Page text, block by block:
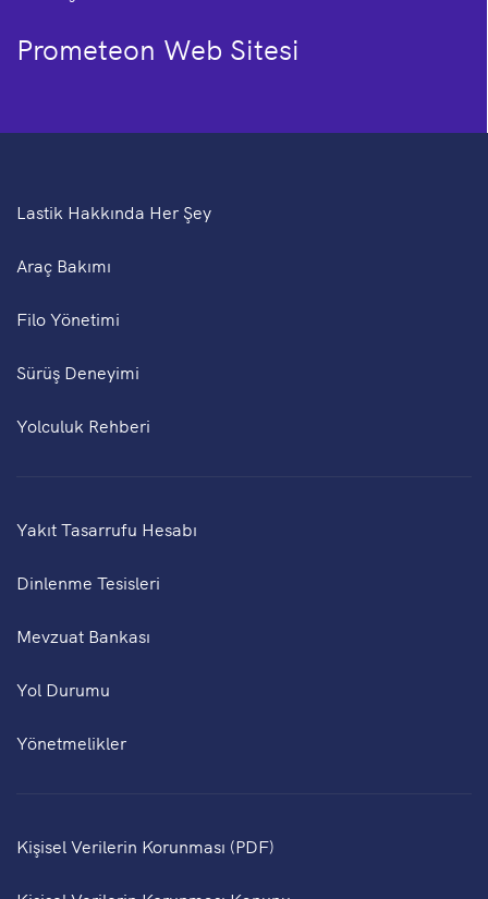
Prometeon Web Sitesi
Lastik Hakkında Her Şey
Araç Bakımı
Filo Yönetimi
Sürüş Deneyimi
Yolculuk Rehberi
Yakıt Tasarrufu Hesabı
Dinlenme Tesisleri
Mevzuat Bankası
Yol Durumu
Yönetmelikler
Kişisel Verilerin Korunması (PDF)